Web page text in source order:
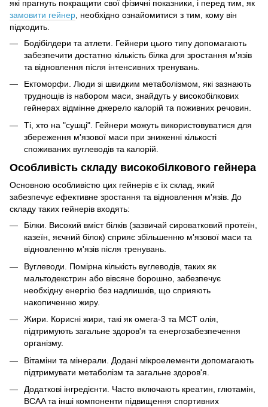
які прагнуть покращити свої фізичні показники, і перед тим, як
замовити гейнер , необхідно ознайомитися з тим, кому він
підходить.
Бодібілдери та атлети. Гейнери цього типу допомагають
забезпечити достатню кількість білка для зростання м'язів
та відновлення після інтенсивних тренувань.
Ектоморфи. Люди зі швидким метаболізмом, які зазнають
труднощів із набором маси, знайдуть у високобілкових
гейнерах відмінне джерело калорій та поживних речовин.
Ті, хто на "сушці". Гейнери можуть використовуватися для
збереження м'язової маси при зниженні кількості
споживаних вуглеводів та калорій.
Особливість складу високобілкового гейнера
Основною особливістю цих гейнерів є їх склад, який
забезпечує ефективне зростання та відновлення м'язів. До
складу таких гейнерів входять:
Білки. Високий вміст білків (зазвичай сироватковий протеїн,
казеїн, яєчний білок) сприяє збільшенню м'язової маси та
відновленню м'язів після тренувань.
Вуглеводи. Помірна кількість вуглеводів, таких як
мальтодекстрин або вівсяне борошно, забезпечує
необхідну енергію без надлишків, що сприяють
накопиченню жиру.
Жири. Корисні жири, такі як омега-3 та MCT олія,
підтримують загальне здоров'я та енергозабезпечення
організму.
Вітаміни та мінерали. Додані мікроелементи допомагають
підтримувати метаболізм та загальне здоров'я.
Додаткові інгредієнти. Часто включають креатин, глютамін,
BCAA та інші компоненти підвищення спортивних